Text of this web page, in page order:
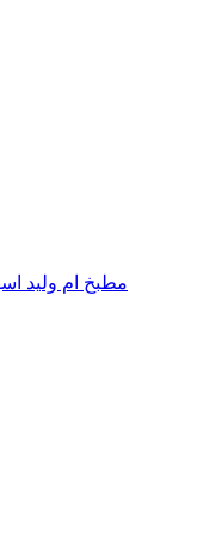
مطبخ ام وليد